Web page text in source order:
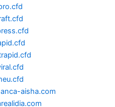
aisha.com